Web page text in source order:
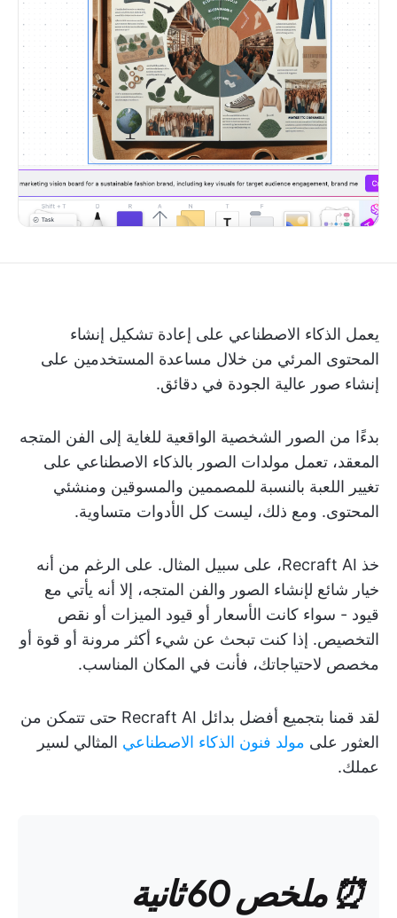
يعمل الذكاء الاصطناعي على إعادة تشكيل إنشاء
المحتوى المرئي من خلال مساعدة المستخدمين على
إنشاء صور عالية الجودة في دقائق.
بدءًا من الصور الشخصية الواقعية للغاية إلى الفن المتجه
المعقد، تعمل مولدات الصور بالذكاء الاصطناعي على
تغيير اللعبة بالنسبة للمصممين والمسوقين ومنشئي
المحتوى. ومع ذلك، ليست كل الأدوات متساوية.
خذ Recraft AI، على سبيل المثال. على الرغم من أنه
خيار شائع لإنشاء الصور والفن المتجه، إلا أنه يأتي مع
قيود - سواء كانت الأسعار أو قيود الميزات أو نقص
التخصيص. إذا كنت تبحث عن شيء أكثر مرونة أو قوة أو
مخصص لاحتياجاتك، فأنت في المكان المناسب.
لقد قمنا بتجميع أفضل بدائل Recraft AI حتى تتمكن من
العثور على مولد فنون الذكاء الاصطناعي المثالي لسير
عملك.
⏰ ملخص 60 ثانية